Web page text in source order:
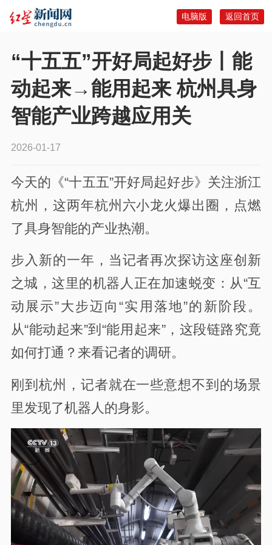
返回首页
电脑版
“十五五”开好局起好步丨能
动起来→能用起来 杭州具身
智能产业跨越应用关
2026-01-17
今天的《“十五五”开好局起好步》关注浙江
杭州，这两年杭州六小龙火爆出圈，点燃
了具身智能的产业热潮。
步入新的一年，当记者再次探访这座创新
之城，这里的机器人正在加速蜕变：从“互
动展示”大步迈向“实用落地”的新阶段。
从“能动起来”到“能用起来”，这段链路究竟
如何打通？来看记者的调研。
刚到杭州，记者就在一些意想不到的场景
里发现了机器人的身影。